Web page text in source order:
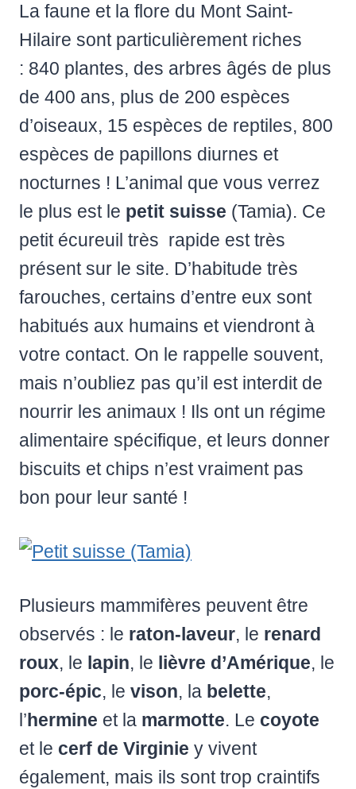
La faune et la flore du Mont Saint-
Hilaire sont particulièrement riches
: 840 plantes, des arbres âgés de plus
de 400 ans, plus de 200 espèces
d’oiseaux, 15 espèces de reptiles, 800
espèces de papillons diurnes et
nocturnes ! L’animal que vous verrez
le plus est le petit suisse (Tamia). Ce
petit écureuil très rapide est très
présent sur le site. D’habitude très
farouches, certains d’entre eux sont
habitués aux humains et viendront à
votre contact. On le rappelle souvent,
mais n’oubliez pas qu’il est interdit de
nourrir les animaux ! Ils ont un régime
alimentaire spécifique, et leurs donner
biscuits et chips n’est vraiment pas
bon pour leur santé !
Plusieurs mammifères peuvent être
observés : le raton-laveur, le renard
roux, le lapin, le lièvre d’Amérique, le
porc-épic, le vison, la belette,
l’hermine et la marmotte. Le coyote
et le cerf de Virginie y vivent
également, mais ils sont trop craintifs